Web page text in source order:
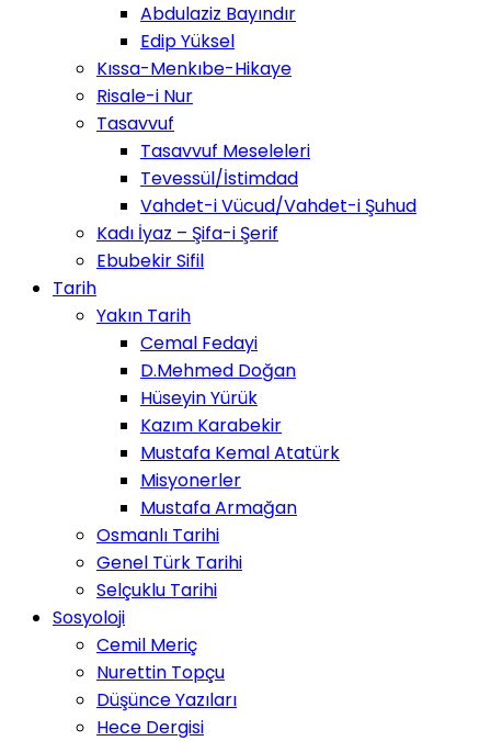
Abdulaziz Bayındır
Edip Yüksel
Kıssa-Menkıbe-Hikaye
Risale-i Nur
Tasavvuf
Tasavvuf Meseleleri
Tevessül/İstimdad
Vahdet-i Vücud/Vahdet-i Şuhud
Kadı İyaz – Şifa-i Şerif
Ebubekir Sifil
Tarih
Yakın Tarih
Cemal Fedayi
D.Mehmed Doğan
Hüseyin Yürük
Kazım Karabekir
Mustafa Kemal Atatürk
Misyonerler
Mustafa Armağan
Osmanlı Tarihi
Genel Türk Tarihi
Selçuklu Tarihi
Sosyoloji
Cemil Meriç
Nurettin Topçu
Düşünce Yazıları
Hece Dergisi